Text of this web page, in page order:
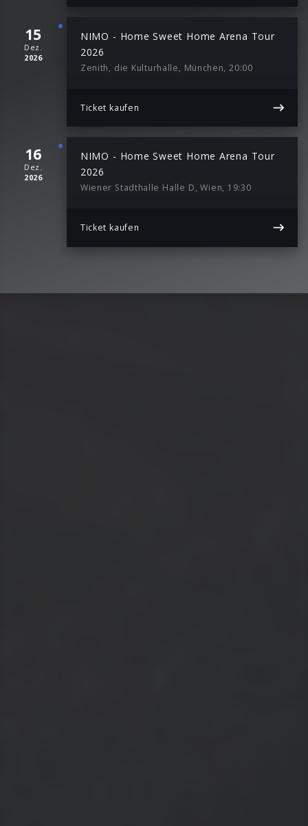
15
Dez.
2026
NIMO - Home Sweet Home Arena Tour
2026
Zenith, die Kulturhalle, München, 20:00
Ticket kaufen
16
Dez.
2026
NIMO - Home Sweet Home Arena Tour
2026
Wiener Stadthalle Halle D, Wien, 19:30
Ticket kaufen